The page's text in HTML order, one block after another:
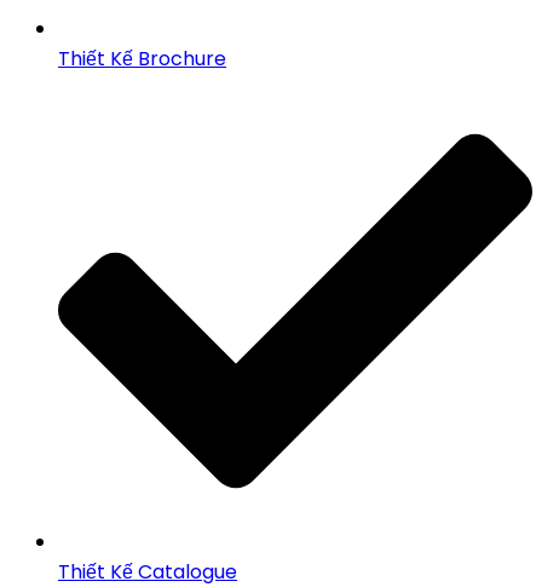
Thiết Kế Brochure
Thiết Kế Catalogue